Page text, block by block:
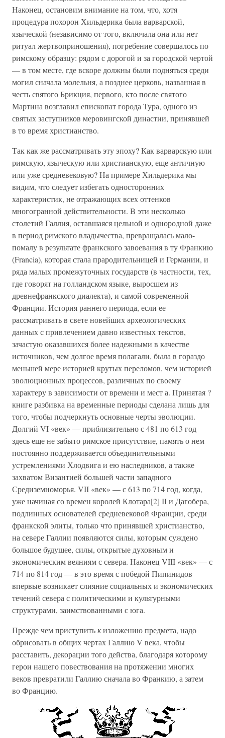
Наконец, остановим внимание на том, что, хотя
процедура похорон Хильдерика была варварской,
языческой (независимо от того, включала она или нет
ритуал жертвоприношения), погребение совершалось по
римскому образцу: рядом с дорогой и за городской чертой
— в том месте, где вскоре должны были подняться среди
могил сначала молельня, а позднее церковь, названная в
честь святого Брикция, первого, кто после святого
Мартина возглавил епископат города Тура, одного из
святых заступников меровингской династии, принявшей
в то время христианство.
Так как же рассматривать эту эпоху? Как варварскую или
римскую, языческую или христианскую, еще античную
или уже средневековую? На примере Хильдерика мы
видим, что следует избегать односторонних
характеристик, не отражающих всех оттенков
многогранной действительности. В эти несколько
столетий Галлия, оставшаяся цельной и однородной даже
в период римского владычества, превращалась мало-
помалу в результате франкского завоевания в ту Франкию
(Francia), которая стала прародительницей и Германии, и
ряда малых промежуточных государств (в частности, тех,
где говорят на голландском языке, выросшем из
древнефранкского диалекта), и самой современной
Франции. История раннего периода, если ее
рассматривать в свете новейших археологических
данных с привлечением давно известных текстов,
зачастую оказавшихся более надежными в качестве
источников, чем долгое время полагали, была в гораздо
меньшей мере историей крутых переломов, чем историей
эволюционных процессов, различных по своему
характеру в зависимости от времени и мест а. Принятая ?
книге разбивка на временные периоды сделана лишь для
того, чтобы подчеркнуть основные черты эволюции.
Долгий VI «век» — приблизительно с 481 по 613 год
здесь еще не забыто римское присутствие, память о нем
постоянно поддерживается объединительными
устремлениями Хлодвига и ею наследников, а также
захватом Византией большей части западного
Средиземноморья. VII «век» — с 613 по 714 год, когда,
уже начиная со времен королей Клотара[2] II и Дагобера,
подлинных основателей средневековой Франции, среди
франкской элиты, только что принявшей христианство,
на севере Галлии появляются силы, которым суждено
большое будущее, силы, открытые духовным и
экономическим веяниям с севера. Наконец VIII «век» — с
714 по 814 год — в это время с победой Пипинидов
впервые возникает слияние социальных и экономических
течений севера с политическими и культурными
структурами, заимствованными с юга.
Прежде чем приступитькизложению предмета, надо
обрисовать в общих чертах Галлию V века, чтобы
расставить, декорации того действа, благодаря которому
герои нашего повествования на протяжении многих
веков превратили Галлию сначала во Франкию, а затем
во Францию.